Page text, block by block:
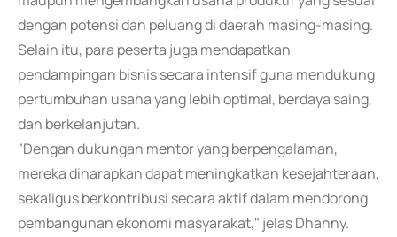
dengan potensi dan peluang di daerah masing-masing.
Selain itu, para peserta juga mendapatkan
pendampingan bisnis secara intensif guna mendukung
pertumbuhan usaha yang lebih optimal, berdaya saing,
dan berkelanjutan.
"Dengan dukungan mentor yang berpengalaman,
mereka diharapkan dapat meningkatkan kesejahteraan,
sekaligus berkontribusi secara aktif dalam mendorong
pembangunan ekonomi masyarakat," jelas Dhanny.